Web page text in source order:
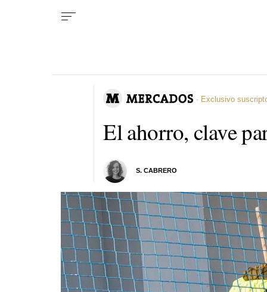
El ahorro, clave
S. CABRERO
· Exclusivo